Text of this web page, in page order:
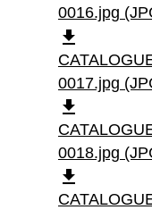
0016.jpg
file_download
0017.jpg
file_download
0018.jpg
file_download